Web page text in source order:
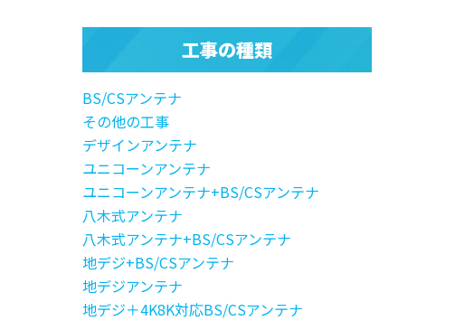
工事の種類
BS/CSアンテナ
その他の工事
デザインアンテナ
ユニコーンアンテナ
ユニコーンアンテナ+BS/CSアンテナ
八木式アンテナ
八木式アンテナ+BS/CSアンテナ
地デジ+BS/CSアンテナ
地デジアンテナ
地デジ＋4K8K対応BS/CSアンテナ